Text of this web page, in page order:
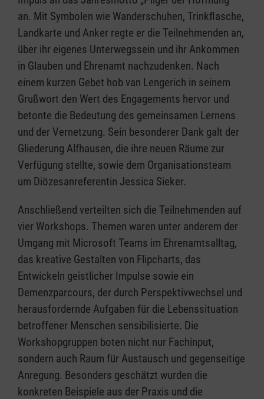
an. Mit Symbolen wie Wanderschuhen, Trinkflasche,
Landkarte und Anker regte er die Teilnehmenden an,
über ihr eigenes Unterwegssein und ihr Ankommen
in Glauben und Ehrenamt nachzudenken. Nach
einem kurzen Gebet hob van Lengerich in seinem
Grußwort den Wert des Engagements hervor und
betonte die Bedeutung des gemeinsamen Lernens
und der Vernetzung. Sein besonderer Dank galt der
Gliederung Alfhausen, die ihre neuen Räume zur
Verfügung stellte, sowie dem Organisationsteam
um Diözesanreferentin Jessica Sieker.
Anschließend verteilten sich die Teilnehmenden auf
vier Workshops. Themen waren unter anderem der
Umgang mit Microsoft Teams im Ehrenamtsalltag,
das kreative Gestalten von Flipcharts, das
Entwickeln geistlicher Impulse sowie ein
Demenzparcours, der durch Perspektivwechsel und
herausfordernde Aufgaben für die Lebenssituation
betroffener Menschen sensibilisierte. Die
Workshopgruppen boten nicht nur Fachinput,
sondern auch Raum für Austausch und gegenseitige
Anregung. Besonders geschätzt wurden die
konkreten Beispiele aus der Praxis und die